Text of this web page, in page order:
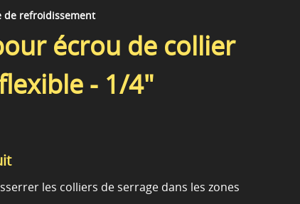
de refroidissement
écrou de collier
- 1/4"
les colliers de serrage dans les zones